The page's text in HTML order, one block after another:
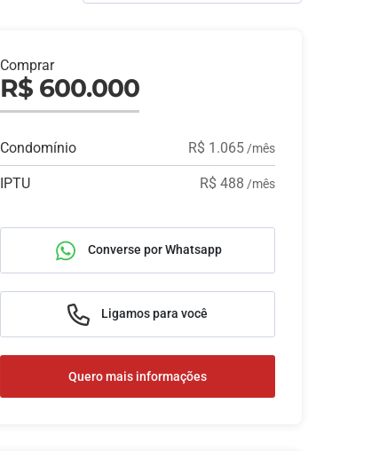
Comprar
R$ 600.000
Condomínio R$ 1.065 /mês
IPTU R$ 488 /mês
Converse por Whatsapp
Ligamos para você
Quero mais informações